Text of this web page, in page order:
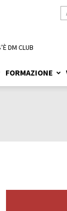
FORMAZIONE
DM CLUB